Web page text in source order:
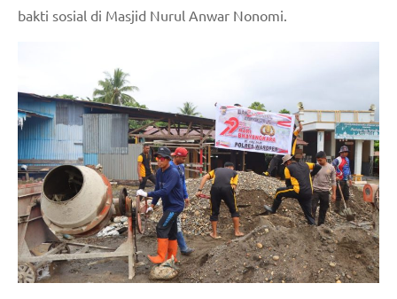
bakti sosial di Masjid Nurul Anwar Nonomi.